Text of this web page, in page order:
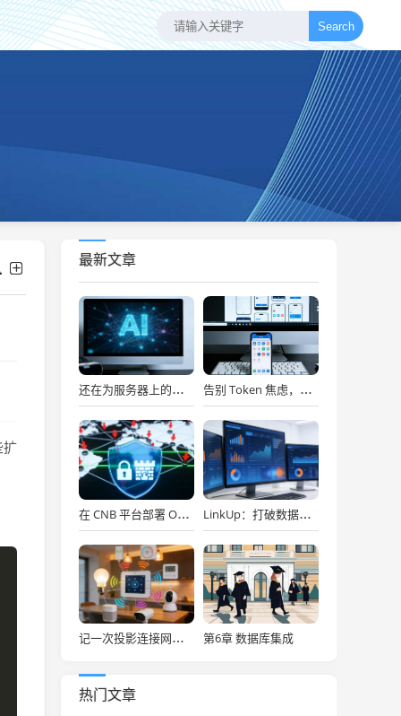
Search
扩
最新文章
还在为服务器上的问题烦恼？有了智能终端，我再也不怕了！ 告别 Token 焦虑，让 AI Agent 24 小时为你打工
在 CNB 平台部署 OpenClaw，API Key 免费用，30秒搞定！ LinkUp：打破数据孤岛，新一代轻量级企业级数据集成平台深度解析
记一次投影连接网络存储 第6章 数据库集成
热门文章